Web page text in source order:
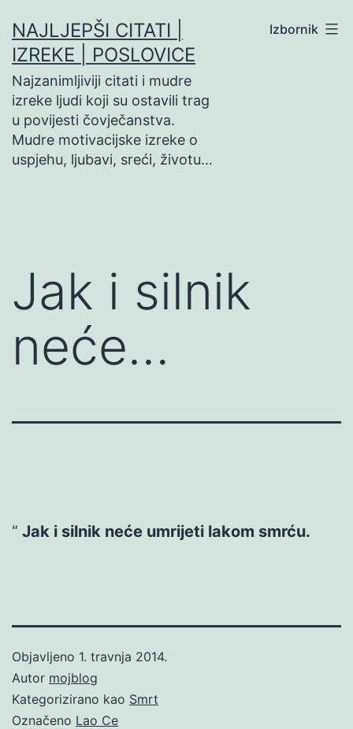
na
sadržaj
NAJLJEPŠI CITATI |
IZREKE | POSLOVICE
Najzanimljiviji citati i mudre
izreke ljudi koji su ostavili trag
u povijesti čovječanstva.
Mudre motivacijske izreke o
uspjehu, ljubavi, sreći, životu…
Izbornik
Jak i silnik
neće…
Jak i silnik neće umrijeti lakom smrću.
Objavljeno 1. travnja 2014.
Autor mojblog
Kategorizirano kao Smrt
Označeno Lao Ce